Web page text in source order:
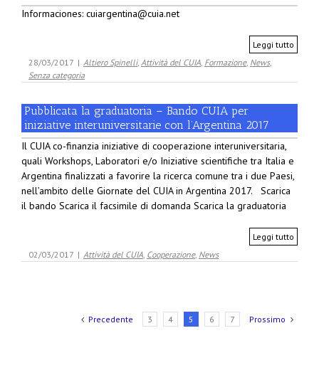
Informaciones: cuiargentina@cuia.net
Leggi tutto
28/03/2017 | Altiero Spinelli, Attività del CUIA, Formazione, News,
Senza categoria
Pubblicata la graduatoria – Bando CUIA per
iniziative interuniversitarie con l’Argentina 2017
Il CUIA co-finanzia iniziative di cooperazione interuniversitaria,
quali Workshops, Laboratori e/o Iniziative scientifiche tra Italia e
Argentina finalizzati a favorire la ricerca comune tra i due Paesi,
nell’ambito delle Giornate del CUIA in Argentina 2017. Scarica
il bando Scarica il facsimile di domanda Scarica la graduatoria
Leggi tutto
02/03/2017 | Attività del CUIA, Cooperazione, News
Precedente 3 4 5 6 7 Prossimo